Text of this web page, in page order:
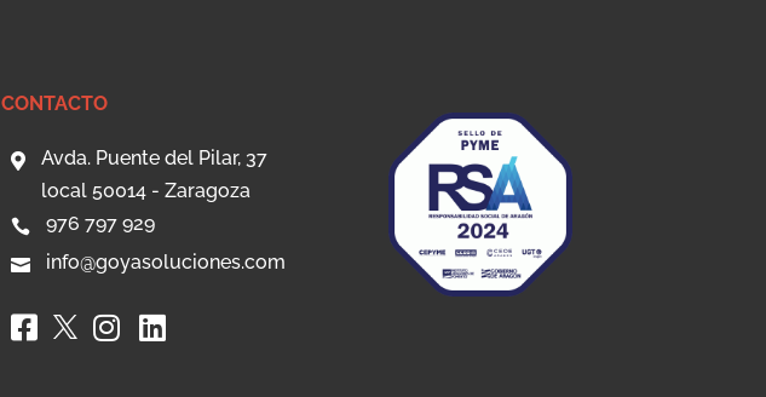
CONTACTO

Avda. Puente del Pilar, 37
local 50014 - Zaragoza
 976 797 929
 info@goyasoluciones.com
  